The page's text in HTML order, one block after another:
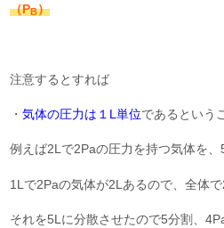
（PB）
注意するとすれば
・気体の圧力は１L単位であるという
例えば2Lで2Paの圧力を持つ気体を、
1Lで2Paの気体が2Lあるので、全体
それを5Lに分散させたので5分割、